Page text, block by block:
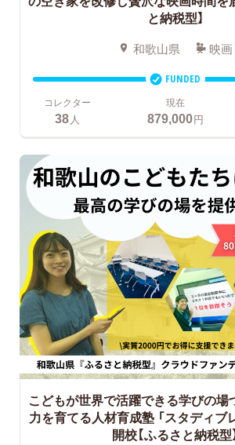
と納税型】
和歌山県 映画
FUNDED
コレクター
38 人
現在
879,000円
こどもが世界で活躍できる学びの場
力を育てる人材育成塾 「スタディブ
開校【ふるさと納税型